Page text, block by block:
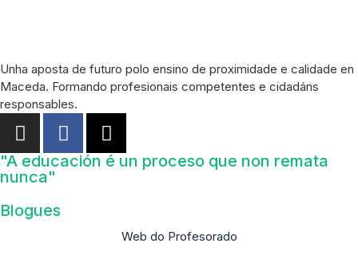
Unha aposta de futuro polo ensino de proximidade e calidade en
Maceda. Formando profesionais competentes e cidadáns
responsables.
"A educación é un proceso que non remata
nunca"
Blogues
Web do Profesorado